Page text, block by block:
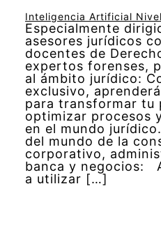
Inteligencia Artificial
Especialmente
asesores jurídicos
docentes de
expertos forenses,
al ámbito jurídico:
exclusivo,
para transformar tu
optimizar procesos
en el mundo
del mundo de la
corporativo,
banca y negocios:
a utilizar […]